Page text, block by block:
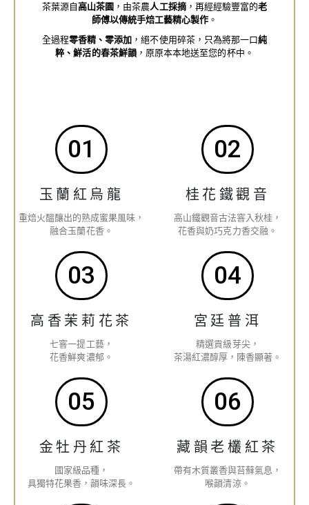
茶葉源自高山茶園 ，由茶農人工採摘，再經經驗豐富的老
師傅以傳統手焙工藝精心製作 。
全過程零香精、零添加 ，絕不使用碎茶，只為將那一口純
粹、鮮活的春茶鮮韻，原原本本地送至您的杯中。
01
玉蘭紅烏龍
重焙火醞釀出的熟成蜜果風味，
融合玉蘭花香。
02
桂花鐵觀音
高山鐵觀音古法窨入秋桂，
花香與奶巧克力香交融。
03
高香茉莉花茶
七窨一提工藝，
花香鮮爽濃郁。
04
宮廷普洱
精選貢級芽尖，
茶湯紅濃醇厚，陳香顯著。
05
金牡丹紅茶
國家級品種，
具獨特花果香，韻味深長。
06
藏韻老欉紅茶
帶有木質叢香與苔蘚氣息，
喉韻清涼。